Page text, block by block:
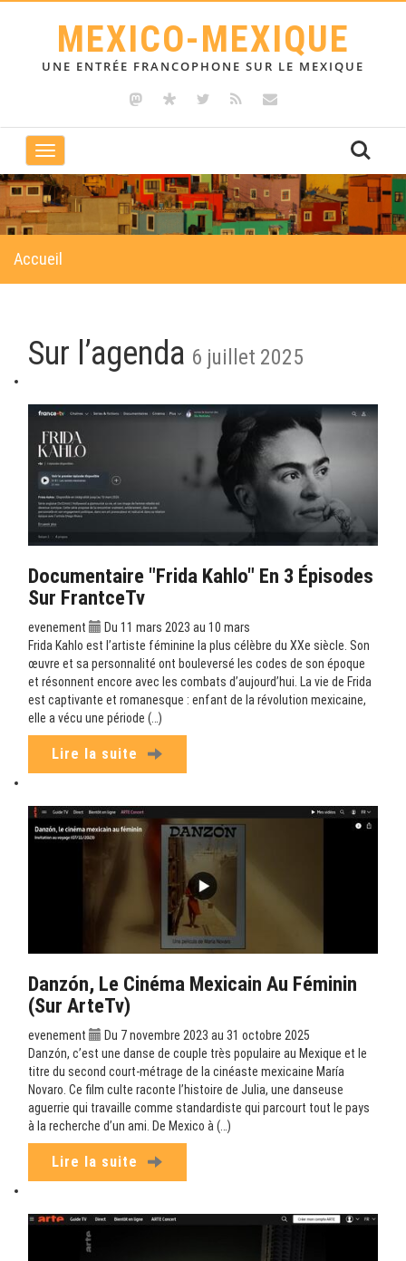
MEXICO-MEXIQUE
UNE ENTRÉE FRANCOPHONE SUR LE MEXIQUE
Toggle
navigation
Accueil
Sur l’agenda 6 juillet 2025
Documentaire "Frida Kahlo" En 3 Épisodes
Sur FrantceTv
evenement
Du 11 mars 2023 au 10 mars
Frida Kahlo est l’artiste féminine la plus célèbre du XXe siècle. Son
œuvre et sa personnalité ont bouleversé les codes de son époque
et résonnent encore avec les combats d’aujourd’hui. La vie de Frida
est captivante et romanesque : enfant de la révolution mexicaine,
elle a vécu une période (…)
Lire la suite
Danzón, Le Cinéma Mexicain Au Féminin
(sur ArteTv)
evenement
Du 7 novembre 2023 au 31 octobre 2025
Danzón, c’est une danse de couple très populaire au Mexique et le
titre du second court-métrage de la cinéaste mexicaine María
Novaro. Ce film culte raconte l’histoire de Julia, une danseuse
aguerrie qui travaille comme standardiste qui parcourt tout le pays
à la recherche d’un ami. De Mexico à (…)
Lire la suite